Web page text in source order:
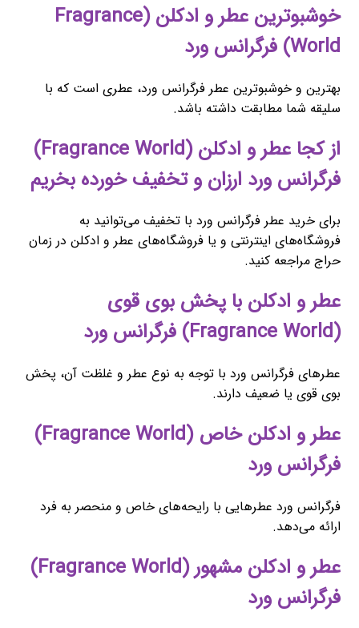
خوشبوترین عطر و ادکلن (Fragrance
World) فرگرانس ورد
بهترین و خوشبوترین عطر فرگرانس ورد، عطری است که با
سلیقه شما مطابقت داشته باشد.
از کجا عطر و ادکلن (Fragrance World)
فرگرانس ورد ارزان و تخفیف خورده بخریم
برای خرید عطر فرگرانس ورد با تخفیف می‌توانید به
فروشگاه‌های اینترنتی و یا فروشگاه‌های عطر و ادکلن در زمان
حراج مراجعه کنید.
عطر و ادکلن با پخش بوی قوی
(Fragrance World) فرگرانس ورد
عطرهای فرگرانس ورد با توجه به نوع عطر و غلظت آن، پخش
بوی قوی یا ضعیف دارند.
عطر و ادکلن خاص (Fragrance World)
فرگرانس ورد
فرگرانس ورد عطرهایی با رایحه‌های خاص و منحصر به فرد
ارائه می‌دهد.
عطر و ادکلن مشهور (Fragrance World)
فرگرانس ورد